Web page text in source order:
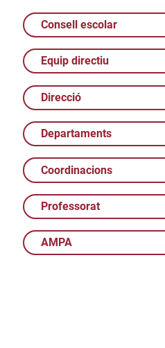
Consell escolar
Equip directiu
Direcció
Departaments
Coordinacions
Professorat
AMPA